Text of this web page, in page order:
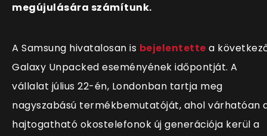
megújulására számítunk.
A Samsung hivatalosan is bejelentette a
Galaxy Unpacked eseményének időpontját. A
vállalat július 22-én, Londonban tartja meg
nagyszabású termékbemutatóját, ahol várhatóan
hajtogatható okostelefonok új generációja kerül a